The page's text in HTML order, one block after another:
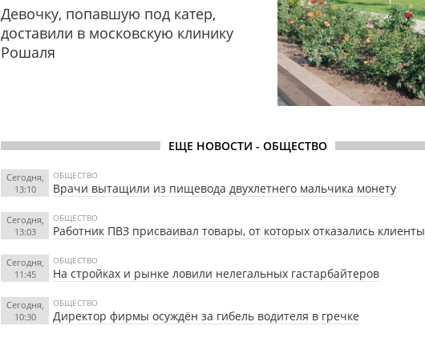
Девочку, попавшую под катер,
доставили в московскую клинику
Рошаля
ЕЩЕ НОВОСТИ - ОБЩЕСТВО
Сегодня,
13:10
ОБЩЕСТВО
Врачи вытащили из пищевода двухлетнего мальчика монету
Сегодня,
13:03
ОБЩЕСТВО
Работник ПВЗ присваивал товары, от которых отказались клиенты
Сегодня,
11:45
ОБЩЕСТВО
На стройках и рынке ловили нелегальных гастарбайтеров
Сегодня,
10:30
ОБЩЕСТВО
Директор фирмы осуждён за гибель водителя в гречке